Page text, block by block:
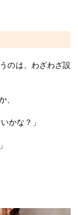
のは、わざわざ設
、
かな？」